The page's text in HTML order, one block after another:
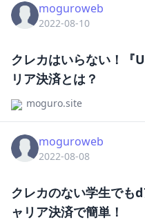
moguroweb
2022-08-10
クレカはいらない！『
リア決済とは？
moguro.site
moguroweb
2022-08-08
クレカのない学生でも
ャリア決済で簡単！